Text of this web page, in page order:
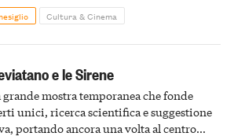
Cultura & Cinema
e le Sirene
grande mostra temporanea che fonde
unici, ricerca scientifica e suggestione
portando ancora una volta al centro